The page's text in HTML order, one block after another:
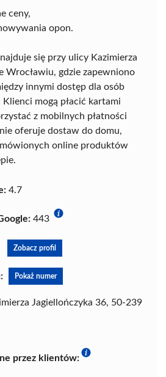
ceny,
opon.
się przy ulicy Kazimierza
Wrocławiu, gdzie zapewniono
innymi dostęp dla osób
mogą płacić kartami
z mobilnych płatności
oferuje dostaw do domu,
online produktów
4.7
443
Zobacz profil
Pokaż numer
Jagiellończyka 36, 50-239
przez klientów: